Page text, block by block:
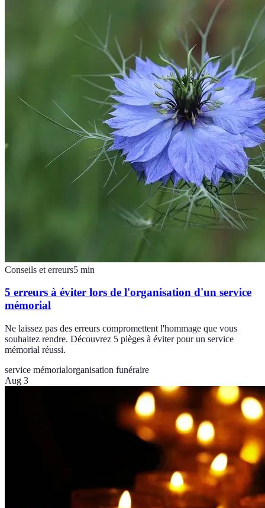
Conseils et erreurs5 min
5 erreurs à éviter lors de l'organisation d'un service
mémorial
Ne laissez pas des erreurs compromettent l'hommage que vous
souhaitez rendre. Découvrez 5 pièges à éviter pour un service
mémorial réussi.
service mémorialorganisation funéraire
Aug 3